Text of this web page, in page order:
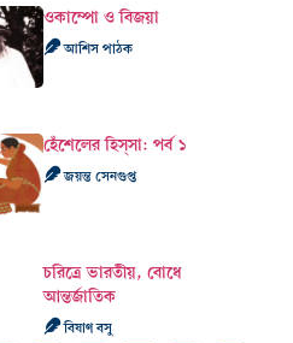
ওকাম্পো ও বিজয়া
আশিস পাঠক
হেঁশেলের হিস্‌সা: পর্ব ১
জয়ন্ত সেনগুপ্ত
চরিত্রে ভারতীয়, বোধে
আন্তর্জাতিক
বিষাণ বসু